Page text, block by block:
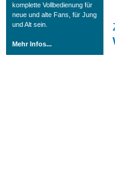
komplette Vollbedienung für
neue und alte Fans, für Jung
und Alt sein.
Mehr Infos...